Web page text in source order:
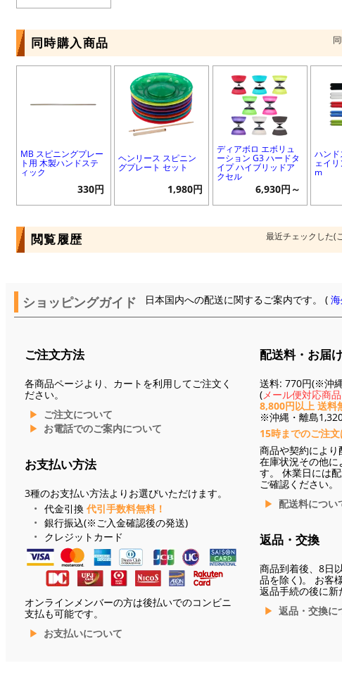
同時購入商品
MB スピニングプレー
ト用 木製ハンドステ
ィック
330円
ヘンリース スピニン
グプレート セット
1,980円
ディアボロ エボリュ
ーション G3 ハードタ
イプ ハイブリッドア
クセル
6,930円～
ハンド
ェイ
m
閲覧履歴 最近チェックした(
ショッピングガイド 日本国内への配送に関するご案内です。 (海
ご注文方法
各商品ページより、カートを利用してご注文く
ださい。
ご注文について
お電話でのご案内について
お支払い方法
3種のお支払い方法よりお選びいただけます。
代金引換 代引手数料無料！
銀行振込(※ご入金確認後の発送)
クレジットカード
オンラインメンバーの方は後払いでのコンビニ
支払も可能です。
お支払いについて
配送料・お届
送料: 770円(※沖
(メール便対応商
8,800円以上 送料
※沖縄・離島
15時までのご注文
商品や契約により
在庫状況その他に
す。 休業日には
ご確認ください。
配送料につい
返品・交換
商品到着後、8日
品を除く)。 お客
返品手続の後に新
返品・交換に